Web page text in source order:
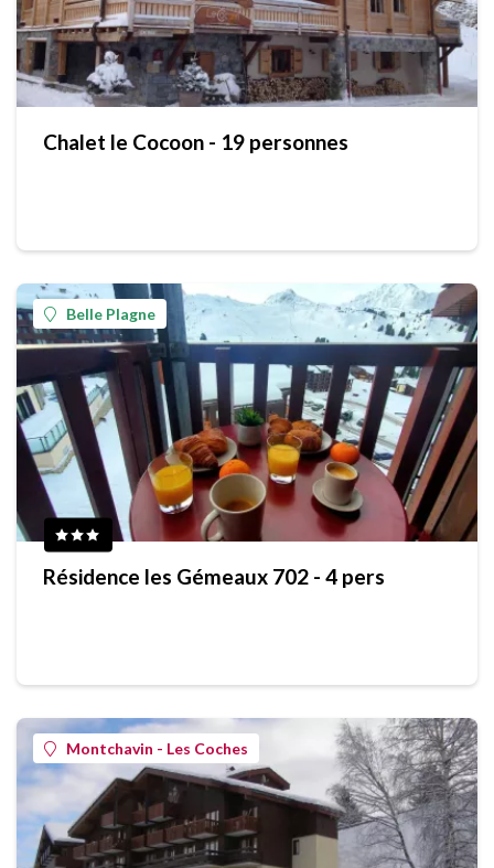
Chalet le Cocoon - 19 personnes
Belle Plagne
Résidence les Gémeaux 702 - 4 pers
Montchavin - Les Coches